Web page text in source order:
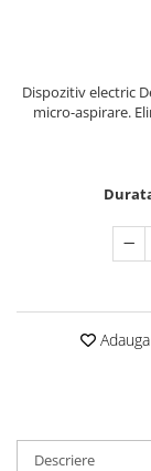
Dispozitiv electric
micro-aspirare.
Descriere